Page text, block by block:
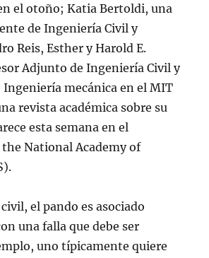
el otoño; Katia Bertoldi, una
de Ingeniería Civil y
Reis, Esther y Harold E.
Adjunto de Ingeniería Civil y
mecánica en el MIT
revista académica sobre su
esta semana en el
National Academy of
el pando es asociado
una falla que debe ser
uno típicamente quiere